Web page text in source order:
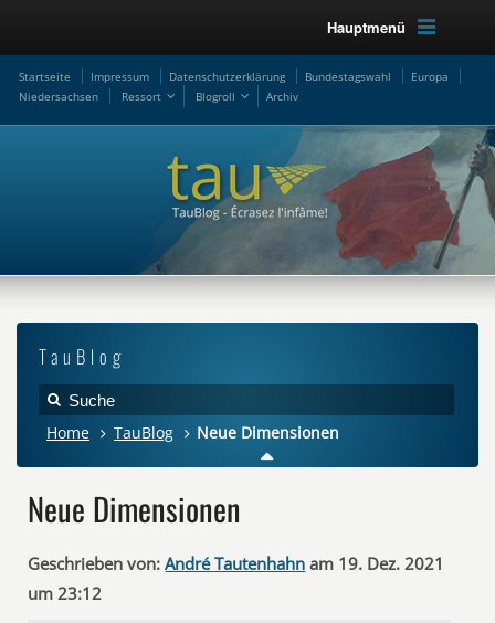
Hauptmenü
Startseite Impressum Datenschutzerklärung Bundestagswahl
Europa
Niedersachsen
Ressort Blogroll Archiv
TauBlog
Home TauBlog Neue Dimensionen
Neue Dimensionen
Geschrieben von: André Tautenhahn am 19. Dez. 2021
um 23:12